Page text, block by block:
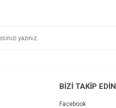
BİZİ TAKİP EDİN
Facebook